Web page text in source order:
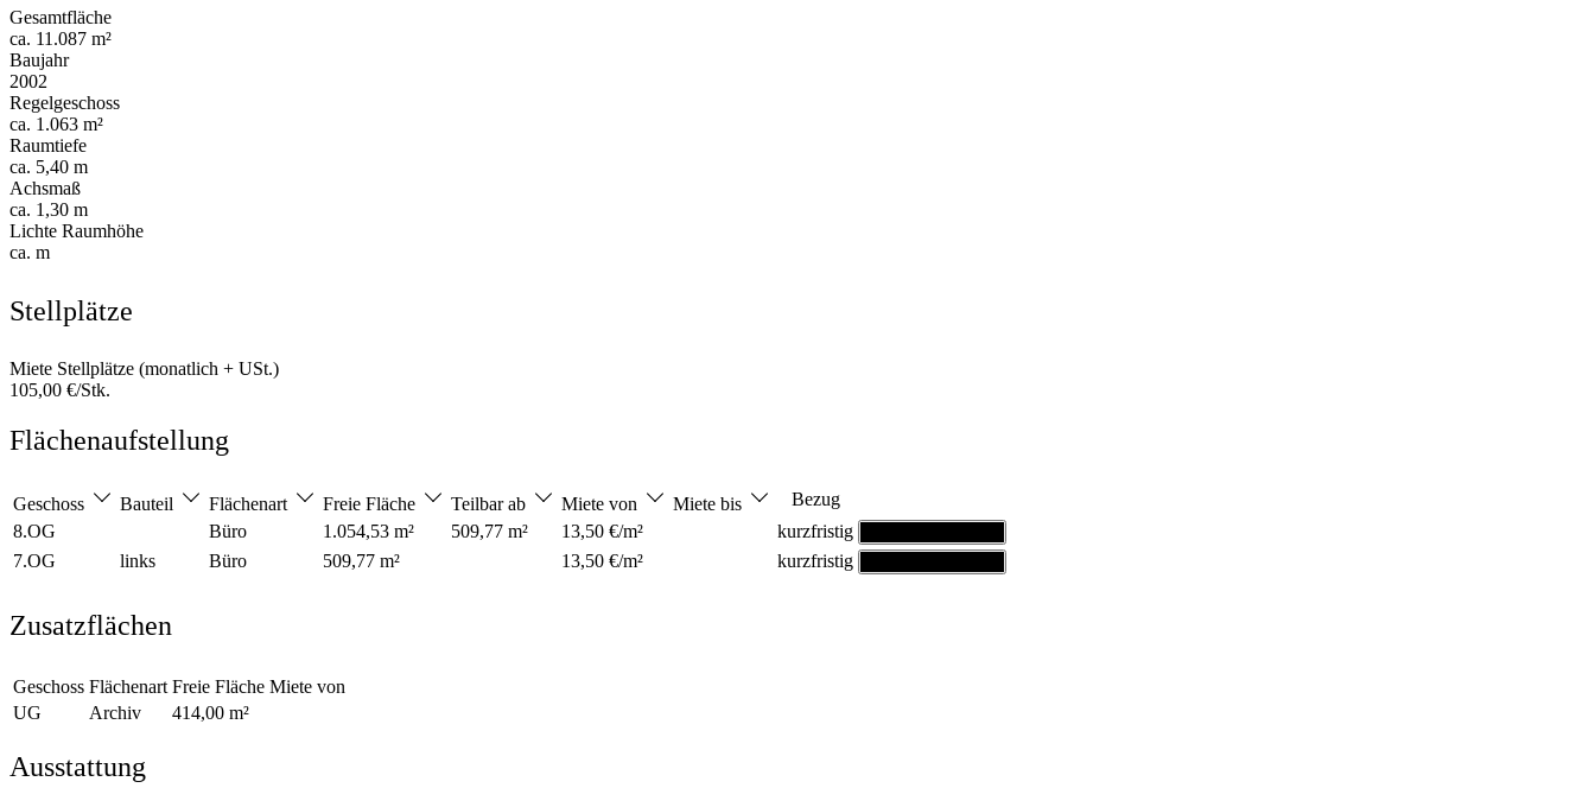
Gesamtfläche
ca. 11.087 m²
Baujahr
2002
Regelgeschoss
ca. 1.063 m²
Raumtiefe
ca. 5,40 m
Achsmaß
ca. 1,30 m
Lichte Raumhöhe
ca. m
Stellplätze
Miete Stellplätze (monatlich + USt.)
105,00 €/Stk.
Flächenaufstellung
Geschoss Bauteil Flächenart Freie Fläche Teilbar ab Miete von Miete bis
Bezug
8.OG
Büro 1.054,53 m² 509,77 m² 13,50 €/m² kurzfristig
7.OG links Büro 509,77 m² 13,50 €/m² kurzfristig
Zusatzflächen
Geschoss Flächenart Freie Fläche Miete von
UG
Archiv 414,00 m²
Ausstattung